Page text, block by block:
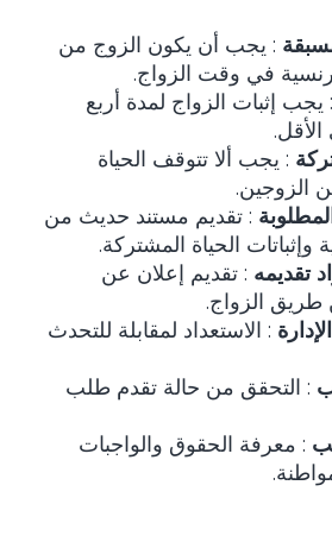
: يجب أن يكون الزوج من
في وقت الزواج.
: يجب إثبات الزواج لمدة أربع
: يجب ألا تتوقف الحياة
الزوجين.
: تقديم مستند حديث من
وإثباتات الحياة المشتركة.
تقديمه : تقديم إعلان عن
طريق الزواج.
: الاستعداد لمقابلة للتحدث
: التحقق من حالة تقدم طلب
: معرفة الحقوق والواجبات